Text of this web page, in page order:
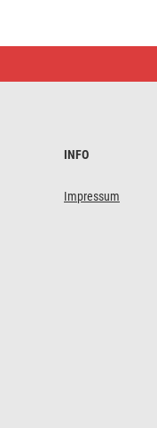
Stecker
INFO
Impressum